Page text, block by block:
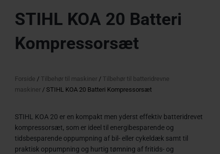
STIHL KOA 20 Batteri
Kompressorsæt
Forside / Tilbehør til maskiner / Tilbehør til batteridrevne
maskiner / STIHL KOA 20 Batteri Kompressorsæt
STIHL KOA 20 er en kompakt men yderst effektiv batteridrevet
kompressorsæt, som er ideel til energibesparende og
tidsbesparende oppumpning af bil- eller cykeldæk samt til
praktisk oppumpning og hurtig tømning af fritids- og